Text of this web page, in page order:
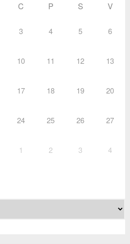
C P S V
3 4 5 6
10 11 12 13
17 18 19 20
24 25 26 27
1 2 3 4